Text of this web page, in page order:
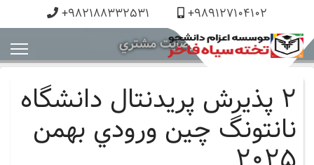
+982188332531 +989127104102
رضايت مشتري
٢ پذيرش پريدنتال دانشگاه
نانتونگ چين ورودي بهمن